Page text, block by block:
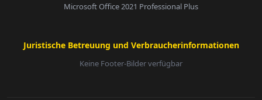
Microsoft Office 2021 Professional Plus
Juristische Betreuung und Verbraucherinformationen
Keine Footer-Bilder verfügbar